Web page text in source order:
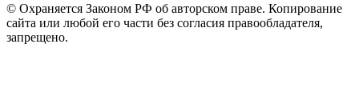
© Охраняется Законом РФ об авторском праве. Копирование
сайта или любой его части без согласия правообладателя,
запрещено.